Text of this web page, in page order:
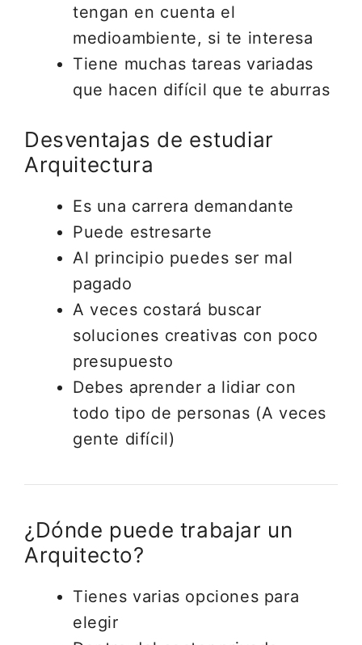
tengan en cuenta el
medioambiente, si te interesa
Tiene muchas tareas variadas
que hacen difícil que te aburras
Desventajas de estudiar
Arquitectura
Es una carrera demandante
Puede estresarte
Al principio puedes ser mal
pagado
A veces costará buscar
soluciones creativas con poco
presupuesto
Debes aprender a lidiar con
todo tipo de personas (A veces
gente difícil)
¿Dónde puede trabajar un
Arquitecto?
Tienes varias opciones para
elegir